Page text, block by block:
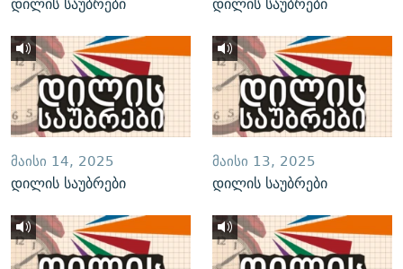
ᲛᲐᲘᲡᲘ 14, 2025
დილის საუბრები
ᲛᲐᲘᲡᲘ 13, 2025
დილის საუბრები